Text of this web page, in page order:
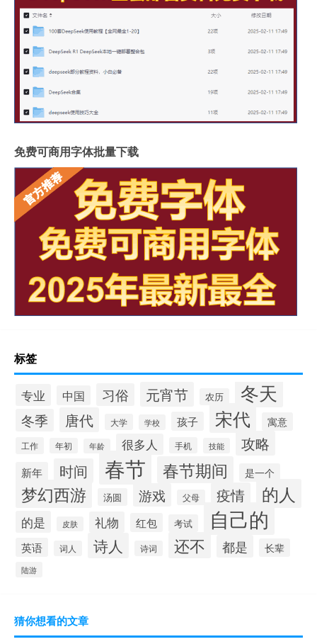
免费可商用字体批量下载
标签
专业 中国 习俗 元宵节 农历 冬天
冬季 唐代 大学 学校 孩子 宋代 寓意
工作 年初 年龄 很多人 手机 技能 攻略
新年 时间 春节 春节期间 是一个
梦幻西游 汤圆 游戏 父母 疫情 的人
的是 皮肤 礼物 红包 考试 自己的
英语 词人 诗人 诗词 还不 都是 长辈
陆游
猜你想看的文章